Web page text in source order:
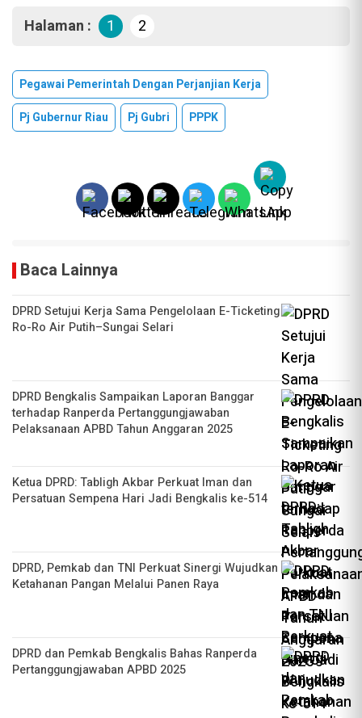
Halaman : 1 2
Pegawai Pemerintah Dengan Perjanjian Kerja
Pj Gubernur Riau
Pj Gubri PPPK
Baca Lainnya
DPRD Setujui Kerja Sama Pengelolaan E-Ticketing
Ro-Ro Air Putih–Sungai Selari
DPRD Bengkalis Sampaikan Laporan Banggar
terhadap Ranperda Pertanggungjawaban
Pelaksanaan APBD Tahun Anggaran 2025
Ketua DPRD: Tabligh Akbar Perkuat Iman dan
Persatuan Sempena Hari Jadi Bengkalis ke-514
DPRD, Pemkab dan TNI Perkuat Sinergi Wujudkan
Ketahanan Pangan Melalui Panen Raya
DPRD dan Pemkab Bengkalis Bahas Ranperda
Pertanggungjawaban APBD 2025